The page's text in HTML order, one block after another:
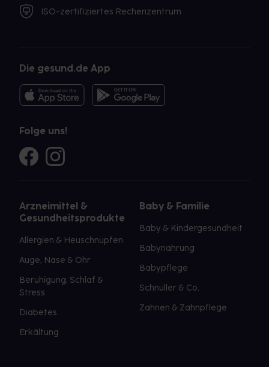
ISO-zertifiziertes Rechenzentrum
Die gesund.de App
Folge uns!
Arzneimittel &
Gesundheitsprodukte
Allergien & Heuschnupfen
Auge, Nase & Ohr
Beruhigung, Schlaf &
Stress
Diabetes
Erkältung
Baby & Familie
Baby & Kindergesundheit
Babynahrung
Babypflege
Schnuller & Co.
Zahnen & Zahnpflege